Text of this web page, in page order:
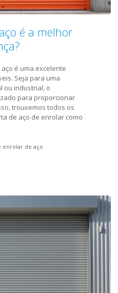
é a melhor
é uma excelente
Seja para uma
ou industrial, o
para proporcionar
trouxemos todos os
de aço de enrolar como
enrolar de aço